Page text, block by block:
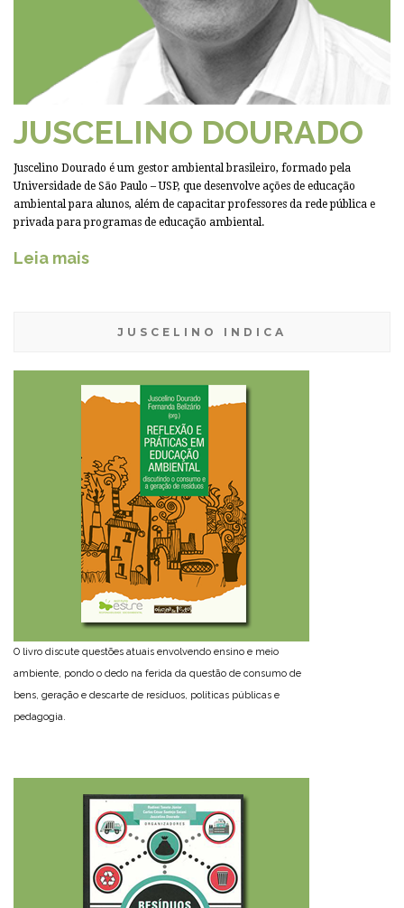
JUSCELINO DOURADO
Juscelino Dourado é um gestor ambiental brasileiro, formado pela
Universidade de São Paulo – USP, que desenvolve ações de educação
ambiental para alunos, além de capacitar professores da rede pública e
privada para programas de educação ambiental.
Leia mais
JUSCELINO INDICA
O livro discute questões atuais envolvendo ensino e meio
ambiente, pondo o dedo na ferida da questão de consumo de
bens, geração e descarte de resíduos, políticas públicas e
pedagogia.